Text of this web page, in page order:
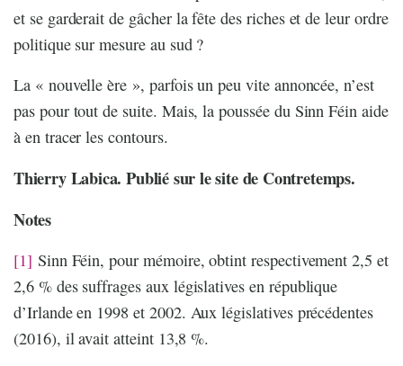
et se garderait de gâcher la fête des riches et de leur ordre
politique sur mesure au sud ?
La « nouvelle ère », parfois un peu vite annoncée, n’est
pas pour tout de suite. Mais, la poussée du Sinn Féin aide
à en tracer les contours.
Thierry Labica. Publié sur le site de Contretemps.
Notes
[1] Sinn Féin, pour mémoire, obtint respectivement 2,5 et
2,6 % des suffrages aux législatives en république
d’Irlande en 1998 et 2002. Aux législatives précédentes
(2016), il avait atteint 13,8 %.